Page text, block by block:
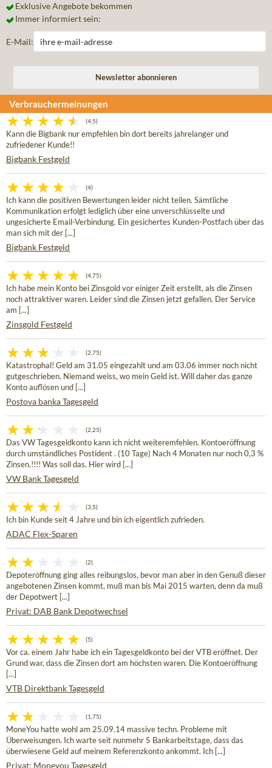
Exklusive Angebote bekommen
Immer informiert sein:
E-Mail:
Verbrauchermeinungen
(4,5)
Kann die Bigbank nur empfehlen bin dort bereits jahrelanger und
zufriedener Kunde!!
Bigbank Festgeld
(4)
Ich kann die positiven Bewertungen leider nicht teilen. Sämtliche
Kommunikation erfolgt lediglich über eine unverschlüsselte und
ungesicherte Email-Verbindung. Ein gesichertes Kunden-Postfach über das
man sich mit der [...]
Bigbank Festgeld
(4,75)
Ich habe mein Konto bei Zinsgold vor einiger Zeit erstellt, als die Zinsen
noch attraktiver waren. Leider sind die Zinsen jetzt gefallen. Der Service
am [...]
Zinsgold Festgeld
(2,75)
Katastrophal! Geld am 31.05 eingezahlt und am 03.06 immer noch nicht
gutgeschrieben. Niemand weiss, wo mein Geld ist. Will daher das ganze
Konto auflösen und [...]
Postova banka Tagesgeld
(2,25)
Das VW Tagesgeldkonto kann ich nicht weiteremfehlen. Kontoeröffnung
durch umständliches Postident . (10 Tage) Nach 4 Monaten nur noch 0,3 %
Zinsen.!!!! Was soll das. Hier wird [...]
VW Bank Tagesgeld
(3,5)
Ich bin Kunde seit 4 Jahre und bin ich eigentlich zufrieden.
ADAC Flex-Sparen
(2)
Depoteröffnung ging alles reibungslos, bevor man aber in den Genuß dieser
angebotenen Zinsen kommt, muß man bis Mai 2015 warten, denn da muß
der Depotwert [...]
Privat: DAB Bank Depotwechsel
(5)
Vor ca. einem Jahr habe ich ein Tagesgeldkonto bei der VTB eröffnet. Der
Grund war, dass die Zinsen dort am höchsten waren. Die Kontoeröffnung
[...]
VTB Direktbank Tagesgeld
(1,75)
MoneYou hatte wohl am 25.09.14 massive techn. Probleme mit
Überweisungen. Ich warte seit nunmehr 5 Bankarbeitstage, dass das
überwiesene Geld auf meinem Referenzkonto ankommt. Ich [...]
Privat: Moneyou Tagesgeld